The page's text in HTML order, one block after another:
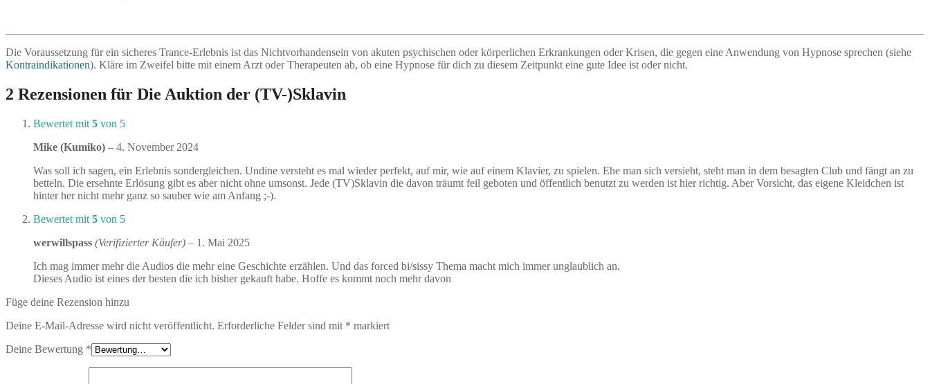
Die Voraussetzung für ein sicheres Trance-Erlebnis ist das Nichtvorhandensein von akuten psychischen oder körperlichen Erkrankungen oder Krisen, die gegen eine Anwendung von Hypnose sprechen (siehe
Kontraindikationen). Kläre im Zweifel bitte mit einem Arzt oder Therapeuten ab, ob eine Hypnose für dich zu diesem Zeitpunkt eine gute Idee ist oder nicht.
2 Rezensionen für Die Auktion der (TV-)Sklavin
Bewertet mit 5 von 5
Mike (Kumiko) – 4. November 2024
Was soll ich sagen, ein Erlebnis sondergleichen. Undine versteht es mal wieder perfekt, auf mir, wie auf einem Klavier, zu spielen. Ehe man sich versieht, steht man in dem besagten Club und fängt an zu
betteln. Die ersehnte Erlösung gibt es aber nicht ohne umsonst. Jede (TV)Sklavin die davon träumt feil geboten und öffentlich benutzt zu werden ist hier richtig. Aber Vorsicht, das eigene Kleidchen ist
hinter her nicht mehr ganz so sauber wie am Anfang ;-).
Bewertet mit 5 von 5
werwillspass (Verifizierter Käufer) – 1. Mai 2025
Ich mag immer mehr die Audios die mehr eine Geschichte erzählen. Und das forced bi/sissy Thema macht mich immer unglaublich an.
Dieses Audio ist eines der besten die ich bisher gekauft habe. Hoffe es kommt noch mehr davon
Füge deine Rezension hinzu
Deine E-Mail-Adresse wird nicht veröffentlicht. Erforderliche Felder sind mit * markiert
Deine Bewertung *